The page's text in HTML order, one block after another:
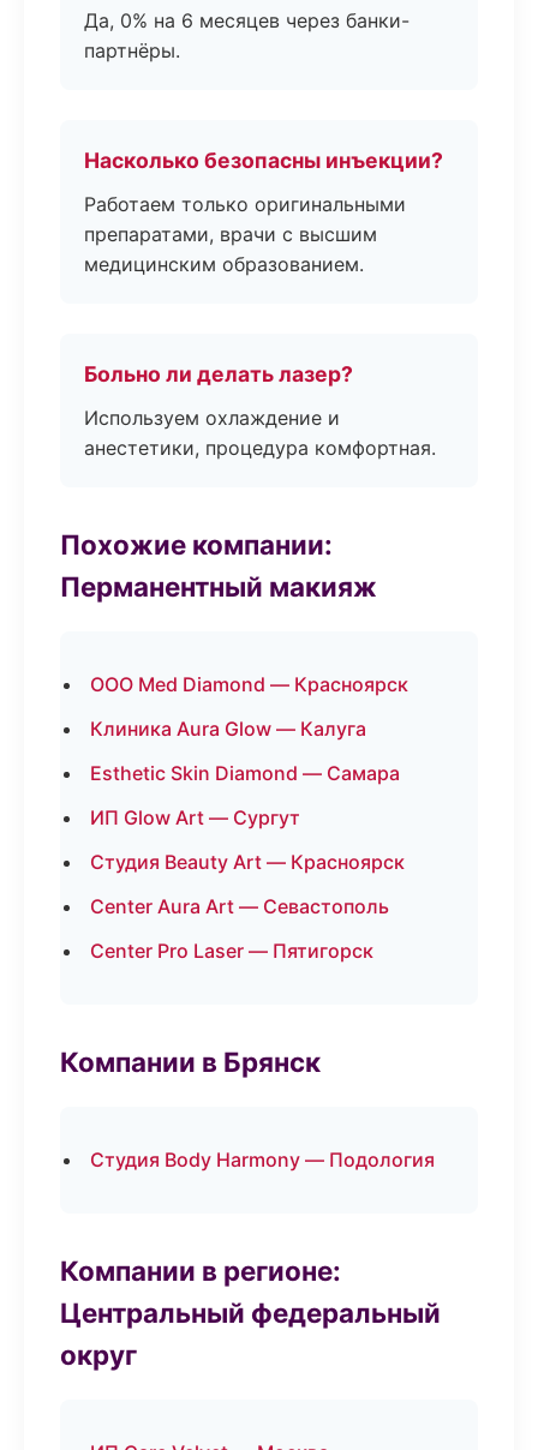
Да, 0% на 6 месяцев через банки-
партнёры.
Насколько безопасны инъекции?
Работаем только оригинальными
препаратами, врачи с высшим
медицинским образованием.
Больно ли делать лазер?
Используем охлаждение и
анестетики, процедура комфортная.
Похожие компании:
Перманентный макияж
ООО Med Diamond — Красноярск
Клиника Aura Glow — Калуга
Esthetic Skin Diamond — Самара
ИП Glow Art — Сургут
Студия Beauty Art — Красноярск
Center Aura Art — Севастополь
Center Pro Laser — Пятигорск
Компании в Брянск
Студия Body Harmony — Подология
Компании в регионе:
Центральный федеральный
округ